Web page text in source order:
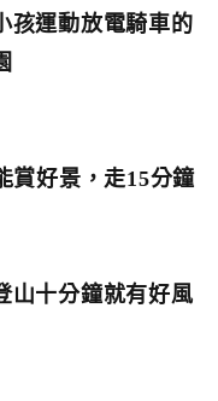
孩運動放電騎車的
賞好景，走15分鐘
山十分鐘就有好風